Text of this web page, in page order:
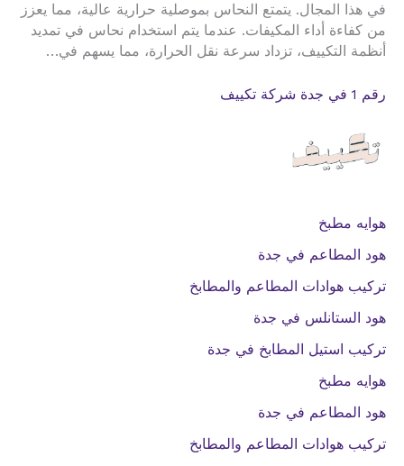
في هذا المجال. يتمتع النحاس بموصلية حرارية عالية، مما يعزز
من كفاءة أداء المكيفات. عندما يتم استخدام نحاس في تمديد
أنظمة التكييف، تزداد سرعة نقل الحرارة، مما يسهم في…
رقم 1 في جدة شركة تكييف
هوايه مطبخ
هود المطاعم في جدة
تركيب هوادات المطاعم والمطابخ
هود الستانلس في جدة
تركيب استيل المطابخ في جدة
هوايه مطبخ
هود المطاعم في جدة
تركيب هوادات المطاعم والمطابخ